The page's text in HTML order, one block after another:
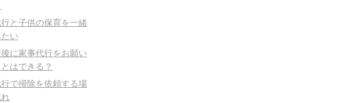
と子供の保育を一緒
い
に家事代行をお願い
はできる？
で掃除を依頼する場